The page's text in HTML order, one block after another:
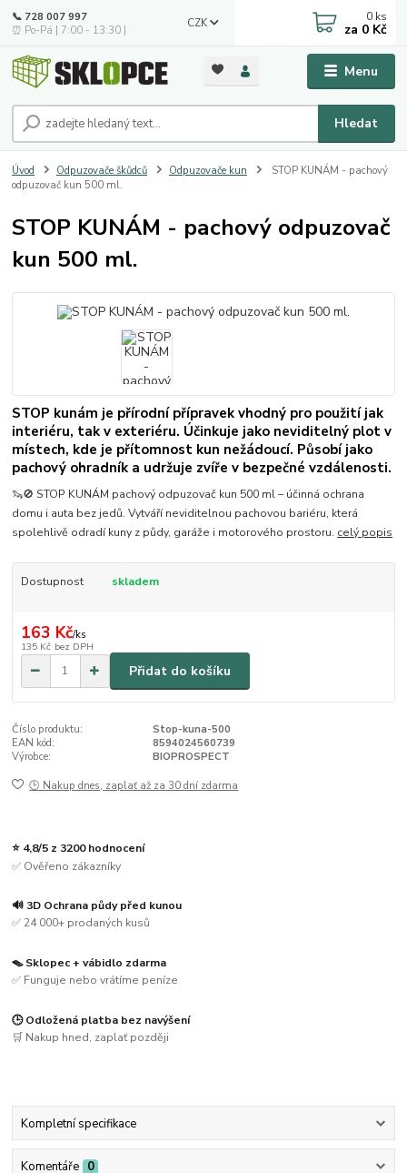
Menu
CZK
Hledat
📞 728 007 997
⏰ Po-Pá | 7:00 - 13:30 |
0 ks
za 0 Kč
Úvod Odpuzovače škůdců Odpuzovače kun
STOP KUNÁM - pachový
odpuzovač kun 500 ml.
STOP KUNÁM - pachový odpuzovač
kun 500 ml.
STOP kunám je přírodní přípravek vhodný pro použití jak
interiéru, tak v exteriéru. Účinkuje jako neviditelný plot v
místech, kde je přítomnost kun nežádoucí. Působí jako
pachový ohradník a udržuje zvíře v bezpečné vzdálenosti.
🦦🚫 STOP KUNÁM pachový odpuzovač kun 500 ml – účinná ochrana
domu i auta bez jedů. Vytváří neviditelnou pachovou bariéru, která
spolehlivě odradí kuny z půdy, garáže i motorového prostoru. celý popis
Dostupnost skladem
163 Kč/ks
135 Kč bez DPH
Přidat do košíku
Číslo produktu:
Stop-kuna-500
EAN kód:
8594024560739
Výrobce:
BIOPROSPECT
🕒 Nakup dnes, zaplať až za 30 dní zdarma
⭐ 4,8/5 z 3200 hodnocení
✅ Ověřeno zákazníky
🔊 3D Ochrana půdy před kunou
✅ 24 000+ prodaných kusů
🪤 Sklopec + vábidlo zdarma
✅ Funguje nebo vrátíme peníze
🕒 Odložená platba bez navýšení
🛒 Nakup hned, zaplať později
Kompletní specifikace
Komentáře 0